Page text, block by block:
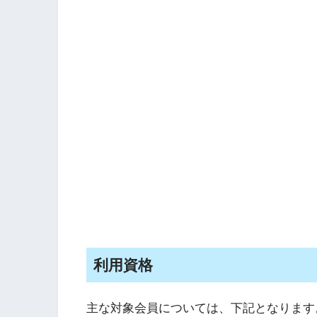
利用資格
主な対象会員については、下記となりま